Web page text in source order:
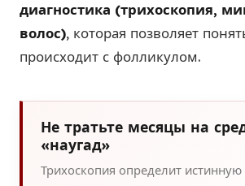
диагностика (трихоскопия,
волос), которая позволяет
происходит с фолликулом.
Не тратьте месяцы на
«наугад»
Трихоскопия определит